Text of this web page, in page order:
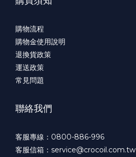
購物流程
購物金使用說明
退換貨政策
運送政策
常見問題
聯絡我們
客服專線：0800-886-996
客服信箱：service@crocoil.com.tw